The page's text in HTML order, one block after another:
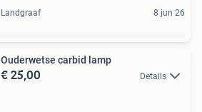
Landgraaf 8 jun 26
Ouderwetse carbid lamp
€ 25,00 Details